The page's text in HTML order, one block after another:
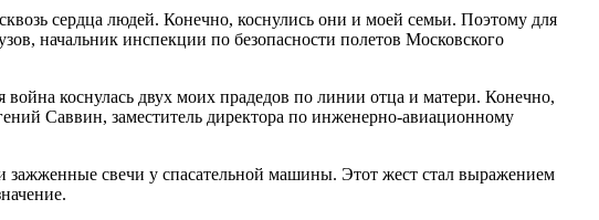
сердца людей. Конечно, коснулись они и моей семьи. Поэтому для
начальник инспекции по безопасности полетов Московского
война коснулась двух моих прадедов по линии отца и матери. Конечно,
Саввин, заместитель директора по инженерно-авиационному
свечи у спасательной машины. Этот жест стал выражением